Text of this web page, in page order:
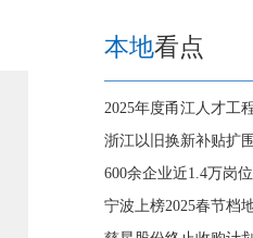
本地看点
2025年度甬江人才工
浙江以旧换新补贴扩
600余企业近1.4万岗
宁波上榜2025春节档